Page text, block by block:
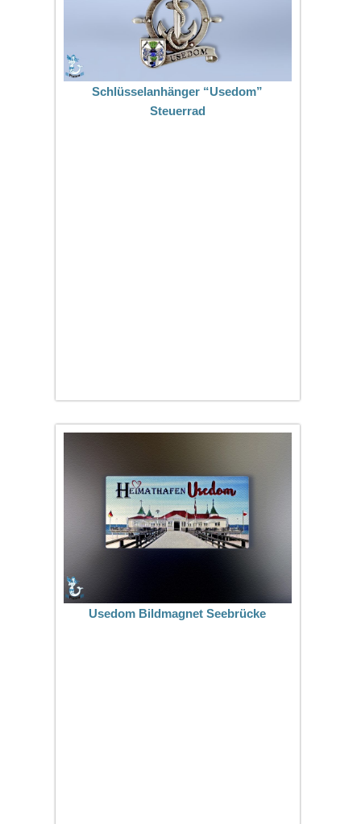
Schlüsselanhänger “Usedom”
Steuerrad
Usedom Bildmagnet Seebrücke